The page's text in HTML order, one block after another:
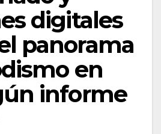
digitales
panorama
en
informe